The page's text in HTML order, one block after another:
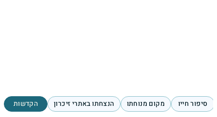
סיפור חייו מקום מנוחתו הנצחתו באתרי זיכרון הקדשות